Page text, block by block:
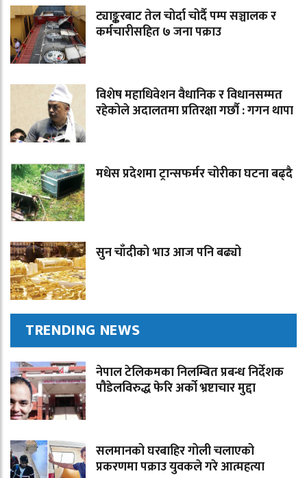
ट्याङ्करबाट तेल चोर्दा चोर्दै पम्प सञ्चालक र
कर्मचारीसहित ७ जना पक्राउ
विशेष महाधिवेशन वैधानिक र विधानसम्मत
रहेकोले अदालतमा प्रतिरक्षा गर्छौ : गगन थापा
मधेस प्रदेशमा ट्रान्सफर्मर चोरीका घटना बढ्दै
सुन चाँदीको भाउ आज पनि बढ्यो
TRENDING NEWS
नेपाल टेलिकमका निलम्बित प्रबन्ध निर्देशक
पौडेलविरुद्ध फेरि अर्को भ्रष्टाचार मुद्दा
सलमानको घरबाहिर गोली चलाएको
प्रकरणमा पक्राउ युवकले गरे आत्महत्या